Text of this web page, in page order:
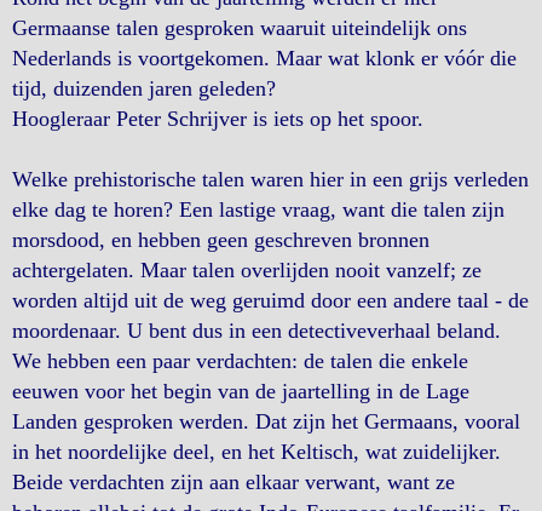
Germaanse talen gesproken waaruit uiteindelijk ons
Nederlands is voortgekomen. Maar wat klonk er vóór die
tijd, duizenden jaren geleden?
Hoogleraar Peter Schrijver is iets op het spoor.
Welke prehistorische talen waren hier in een grijs verleden
elke dag te horen? Een lastige vraag, want die talen zijn
morsdood, en hebben geen geschreven bronnen
achtergelaten. Maar talen overlijden nooit vanzelf; ze
worden altijd uit de weg geruimd door een andere taal - de
moordenaar. U bent dus in een detectiveverhaal beland.
We hebben een paar verdachten: de talen die enkele
eeuwen voor het begin van de jaartelling in de Lage
Landen gesproken werden. Dat zijn het Germaans, vooral
in het noordelijke deel, en het Keltisch, wat zuidelijker.
Beide verdachten zijn aan elkaar verwant, want ze